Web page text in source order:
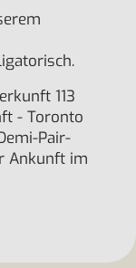
113
- Toronto
Pair-
Ankunft im